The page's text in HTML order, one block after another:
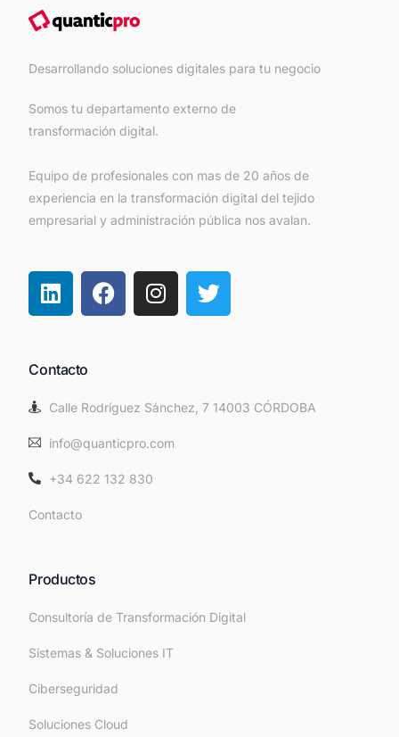
Desarrollando soluciones digitales para tu negocio
Somos tu departamento externo de
transformación digital.
Equipo de profesionales con mas de 20 años de
experiencia en la transformación digital del tejido
empresarial y administración pública nos avalan.
Contacto
Calle Rodríguez Sánchez, 7 14003 CÓRDOBA
info@quanticpro.com
+34 622 132 830
Contacto
Productos
Consultoría de Transformación Digital
Sistemas & Soluciones IT
Ciberseguridad
Soluciones Cloud